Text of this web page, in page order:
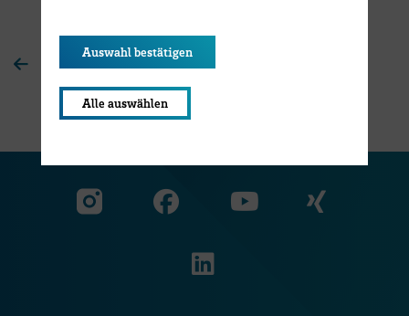
Zur Übersichtsseite
Zu unserer Facebook
Zu
Zu unserer
Auswahl bestätigen
Alle auswählen